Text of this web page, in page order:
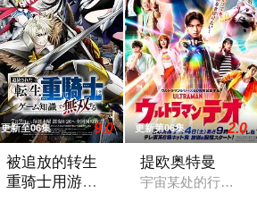
更新至06集 9.0
被追放的转生
重骑士用游戏
更新第06集 2.0
提欧奥特曼
宇宙某处的行星